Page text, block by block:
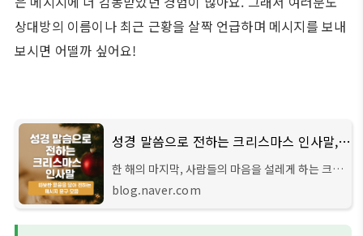
상대방의 이름이나 최근 근황을 살짝 언급하며 메시지를 보내
보시면 어떨까 싶어요!
성경 말씀으로 전하는 크리스마스 인사말, 따뜻한 믿음을 담아 전하는 메시지 문구 모음
한 해의 마지막, 사람들의 마음을 설레게 하는 크리
스마스가 다가옵니다. 거리엔 반짝이는 조명과 캐
럴이 ...
blog.naver.com